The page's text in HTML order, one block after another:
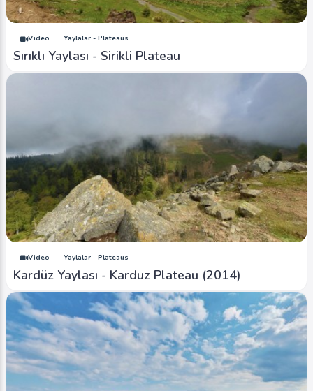
Video Yaylalar - Plateaus
Sırıklı Yaylası - Sirikli Plateau
Video Yaylalar - Plateaus
Kardüz Yaylası - Karduz Plateau (2014)